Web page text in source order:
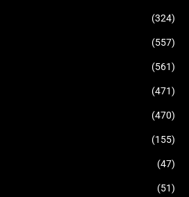
(324)
(557)
(561)
(471)
(470)
(155)
(47)
(51)